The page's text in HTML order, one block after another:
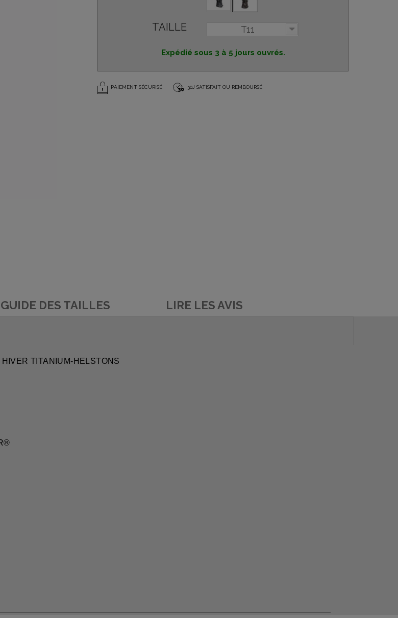
TAILLE T11
Expédié sous 3 à 5 jours ouvrés.
PAIEMENT SÉCURISÉ 30J SATISFAIT OU REMBOURSÉ
GUIDE DES TAILLES LIRE LES AVIS
TITANIUM-HELSTONS